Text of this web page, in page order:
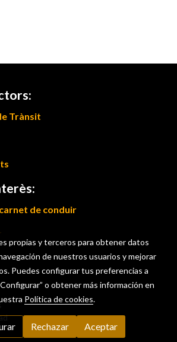
Trànsit
de conduir
propias y terceros para obtener datos
de nuestros usuarios y mejorar
Puedes configurar tus preferencias a
o obtener más información en
Política de cookies.
Rechazar Aceptar